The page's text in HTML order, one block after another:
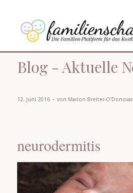
Blog - Aktuelle
12. Juni 2016 - von Marion Breiter-
neurodermitis